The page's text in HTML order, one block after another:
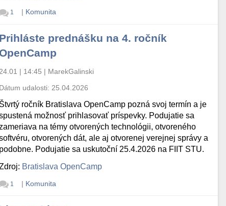
1 | Komunita
Prihláste prednášku na 4. ročník
OpenCamp
24.01 | 14:45 | MarekGalinski
Dátum udalosti: 25.04.2026
Štvrtý ročník Bratislava OpenCamp pozná svoj termín a je
možnosť prihlasovať príspevky. Podujatie sa
na témy otvorených technológii, otvoreného
otvorených dát, ale aj otvorenej verejnej správy a
podobne. Podujatie sa uskutoční 25.4.2026 na FIIT STU.
Bratislava OpenCamp
1 | Komunita